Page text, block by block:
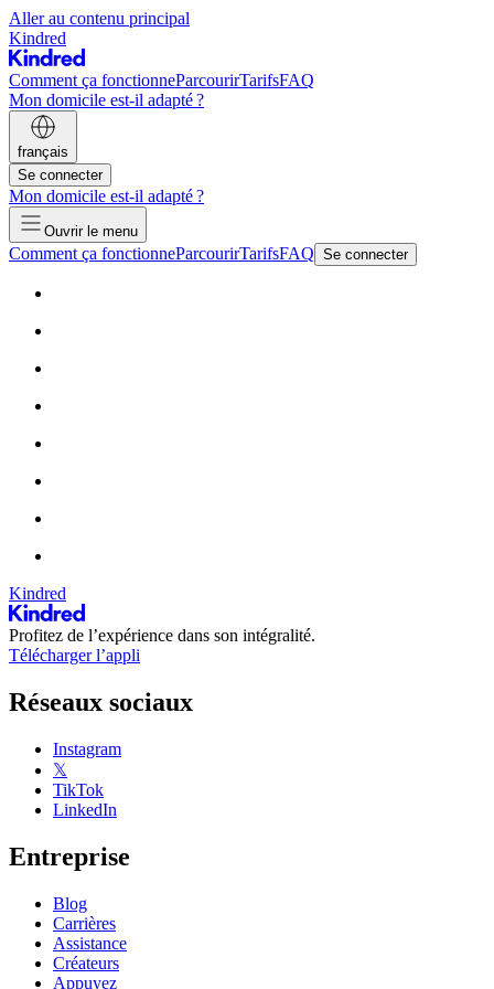
Aller au contenu principal
Kindred
Comment ça fonctionneParcourirTarifsFAQ
Mon domicile est-il adapté ?
français
Se connecter
Mon domicile est-il adapté ?
Ouvrir le menu
Comment ça fonctionneParcourirTarifsFAQ Se connecter
Kindred
Profitez de l’expérience dans son intégralité.
Télécharger l’appli
Réseaux sociaux
Instagram
𝕏
TikTok
LinkedIn
Entreprise
Blog
Carrières
Assistance
Créateurs
Appuyez